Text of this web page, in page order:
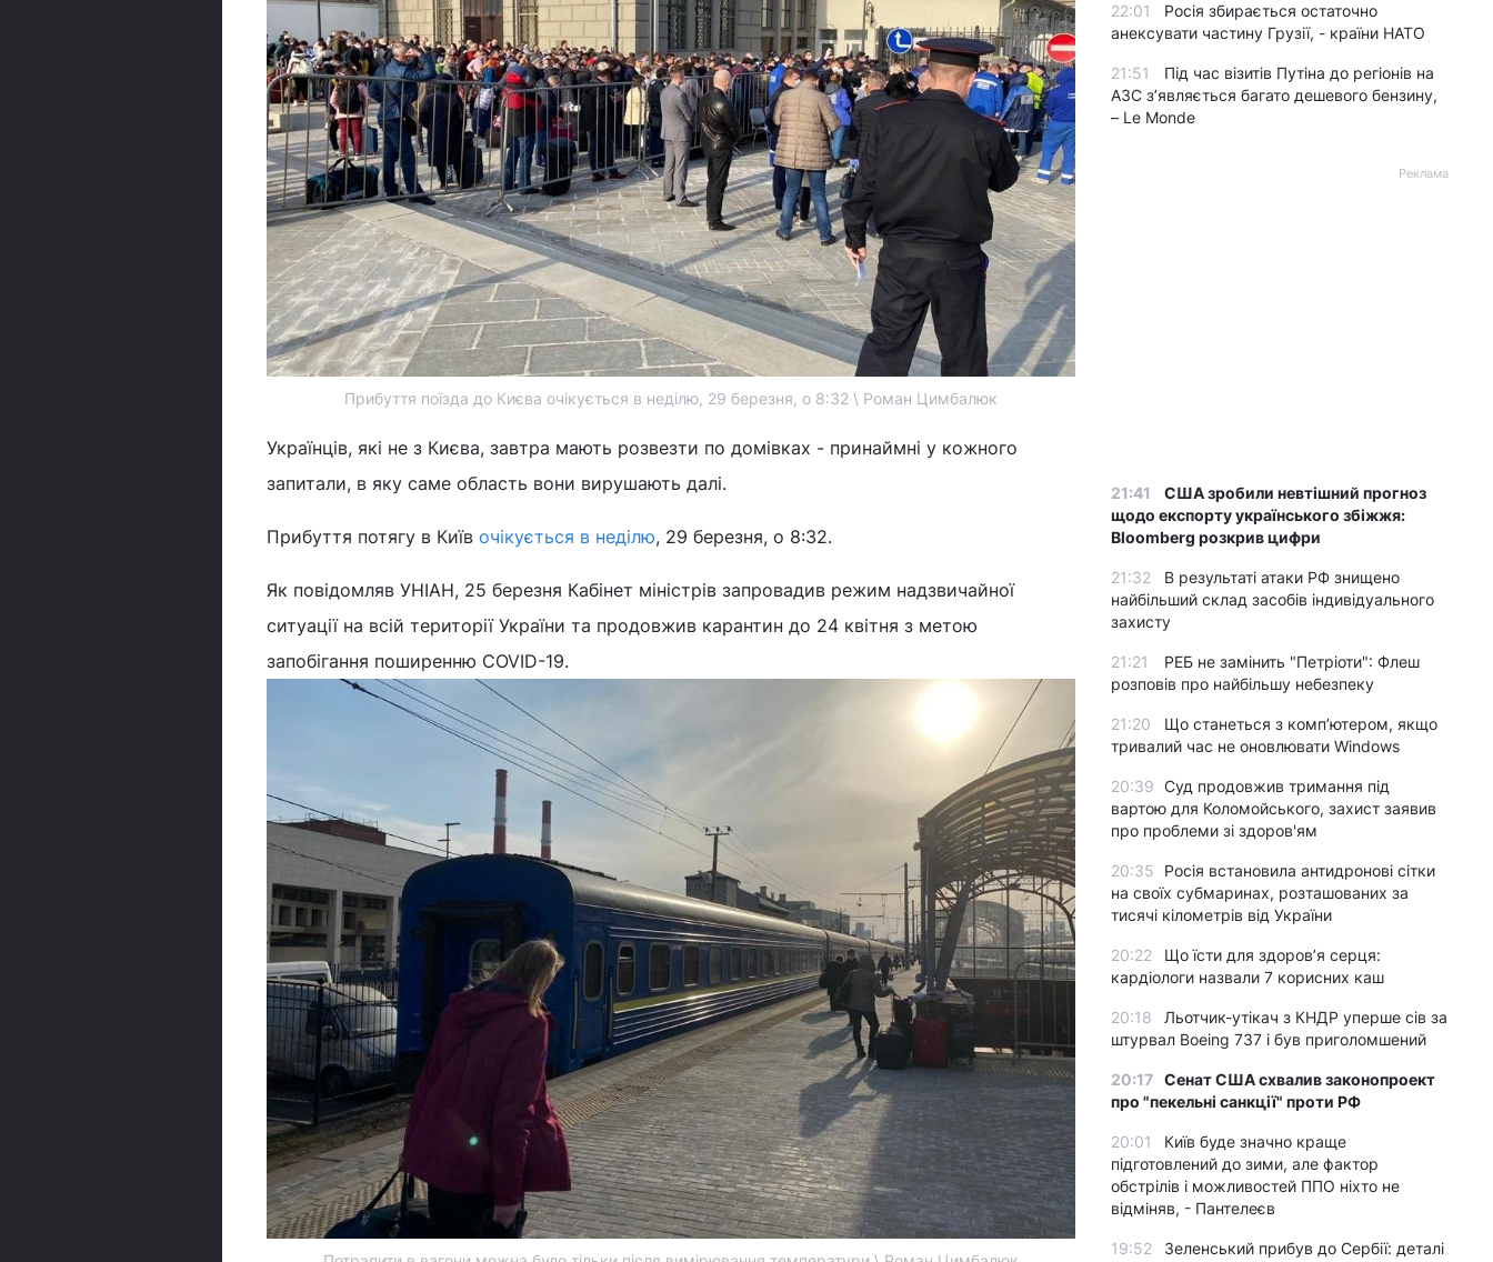
Прибуття поїзда до Києва очікується в неділю, 29 березня, о 8:32 \ Роман Цимбалюк
Українців, які не з Києва, завтра мають розвезти по домівках - принаймні у кожного
запитали, в яку саме область вони вирушають далі.
Прибуття потягу в Київ очікується в неділю, 29 березня, о 8:32.
Як повідомляв УНІАН, 25 березня Кабінет міністрів запровадив режим надзвичайної
ситуації на всій території України та продовжив карантин до 24 квітня з метою
запобігання поширенню COVID-19.
22:01
Росія збирається остаточно
анексувати частину Грузії, - країни НАТО
21:51
Під час візитів Путіна до регіонів на
АЗС з’являється багато дешевого бензину,
– Le Monde
Реклама
21:41
США зробили невтішний прогноз
щодо експорту українського збіжжя:
Bloomberg розкрив цифри
21:32
В результаті атаки РФ знищено
найбільший склад засобів індивідуального
захисту
21:21
РЕБ не замінить "Петріоти": Флеш
розповів про найбільшу небезпеку
21:20
Що станеться з комп’ютером, якщо
тривалий час не оновлювати Windows
20:39 Суд продовжив тримання під
вартою для Коломойського, захист заявив
про проблеми зі здоров'ям
20:35
Росія встановила антидронові сітки
на своїх субмаринах, розташованих за
тисячі кілометрів від України
20:22
Що їсти для здоров’я серця:
кардіологи назвали 7 корисних каш
20:18
Льотчик-утікач з КНДР уперше сів за
штурвал Boeing 737 і був приголомшений
20:17 Сенат США схвалив законопроект
про "пекельні санкції" проти РФ
20:01
Київ буде значно краще
підготовлений до зими, але фактор
обстрілів і можливостей ППО ніхто не
відміняв, - Пантелеєв
19:52
Зеленський прибув до Сербії: деталі